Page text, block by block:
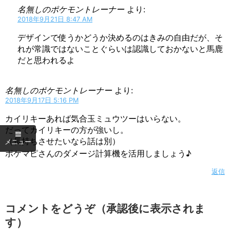
名無しのポケモントレーナー より:
2018年9月21日 8:47 AM
デザインで使うかどうか決めるのはきみの自由だが、そ
れが常識ではないことぐらいは認識しておかないと馬鹿
だと思われるよ
名無しのポケモントレーナー より:
2018年9月17日 5:16 PM
カイリキーあれば気合玉ミュウツーはいらない。
だってカイリキーの方が強いし。
（長持ちさせたいなら話は別）
ポケマピさんのダメージ計算機を活用しましょう♪
返信
コメントをどうぞ（承認後に表示されま
す）